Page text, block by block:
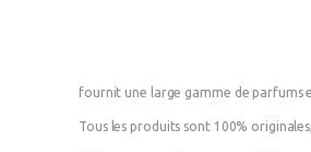
fournit une large gamme de parfums
Tous les produits sont 100%